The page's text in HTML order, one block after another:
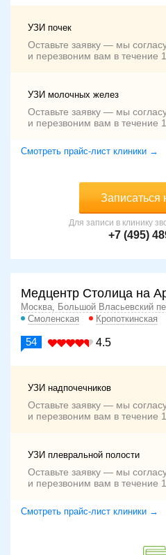
УЗИ почек
Оставьте заявку — мы
и перезвоним вам в течение
УЗИ молочных желез
Оставьте заявку — мы
и перезвоним вам в течение
Смотреть прайс-лист клиники →
Записаться
Для записи в клинику
+7 (495)
Медцентр Столица на
Москва, Большой Власьевский
Смоленская
Кропоткинская
54 4.5
УЗИ надпочечников
Оставьте заявку — мы
и перезвоним вам в течение
УЗИ плевральной полости
Оставьте заявку — мы
и перезвоним вам в течение
Смотреть прайс-лист клиники →